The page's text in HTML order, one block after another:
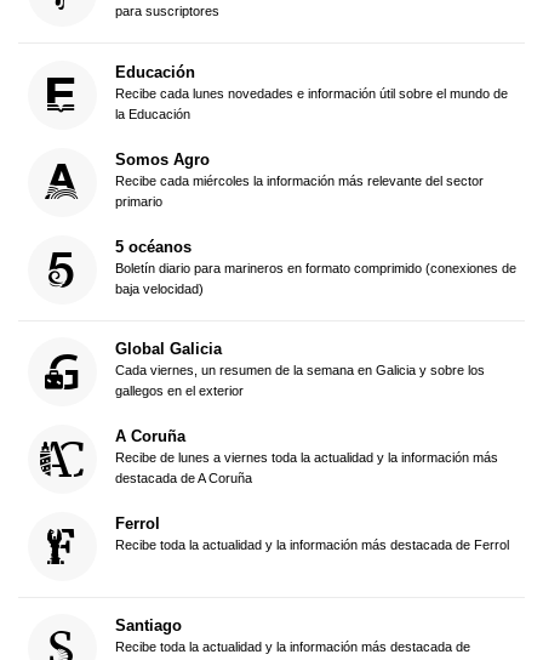
para suscriptores
Educación
Recibe cada lunes novedades e información útil sobre el mundo de
la Educación
Somos Agro
Recibe cada miércoles la información más relevante del sector
primario
5 océanos
Boletín diario para marineros en formato comprimido (conexiones de
baja velocidad)
Global Galicia
Cada viernes, un resumen de la semana en Galicia y sobre los
gallegos en el exterior
A Coruña
Recibe de lunes a viernes toda la actualidad y la información más
destacada de A Coruña
Ferrol
Recibe toda la actualidad y la información más destacada de Ferrol
Santiago
Recibe toda la actualidad y la información más destacada de